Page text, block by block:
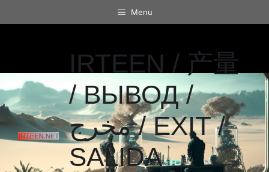
al
Menu
IRTEEN / 产量
/ ВЫВОД /
مخرج / EXIT /
SALIDA